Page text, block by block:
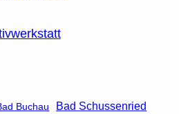
Buchau Bad Schussenried